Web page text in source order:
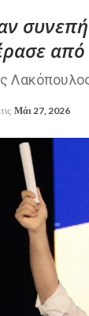
από
Μάι 27, 2026